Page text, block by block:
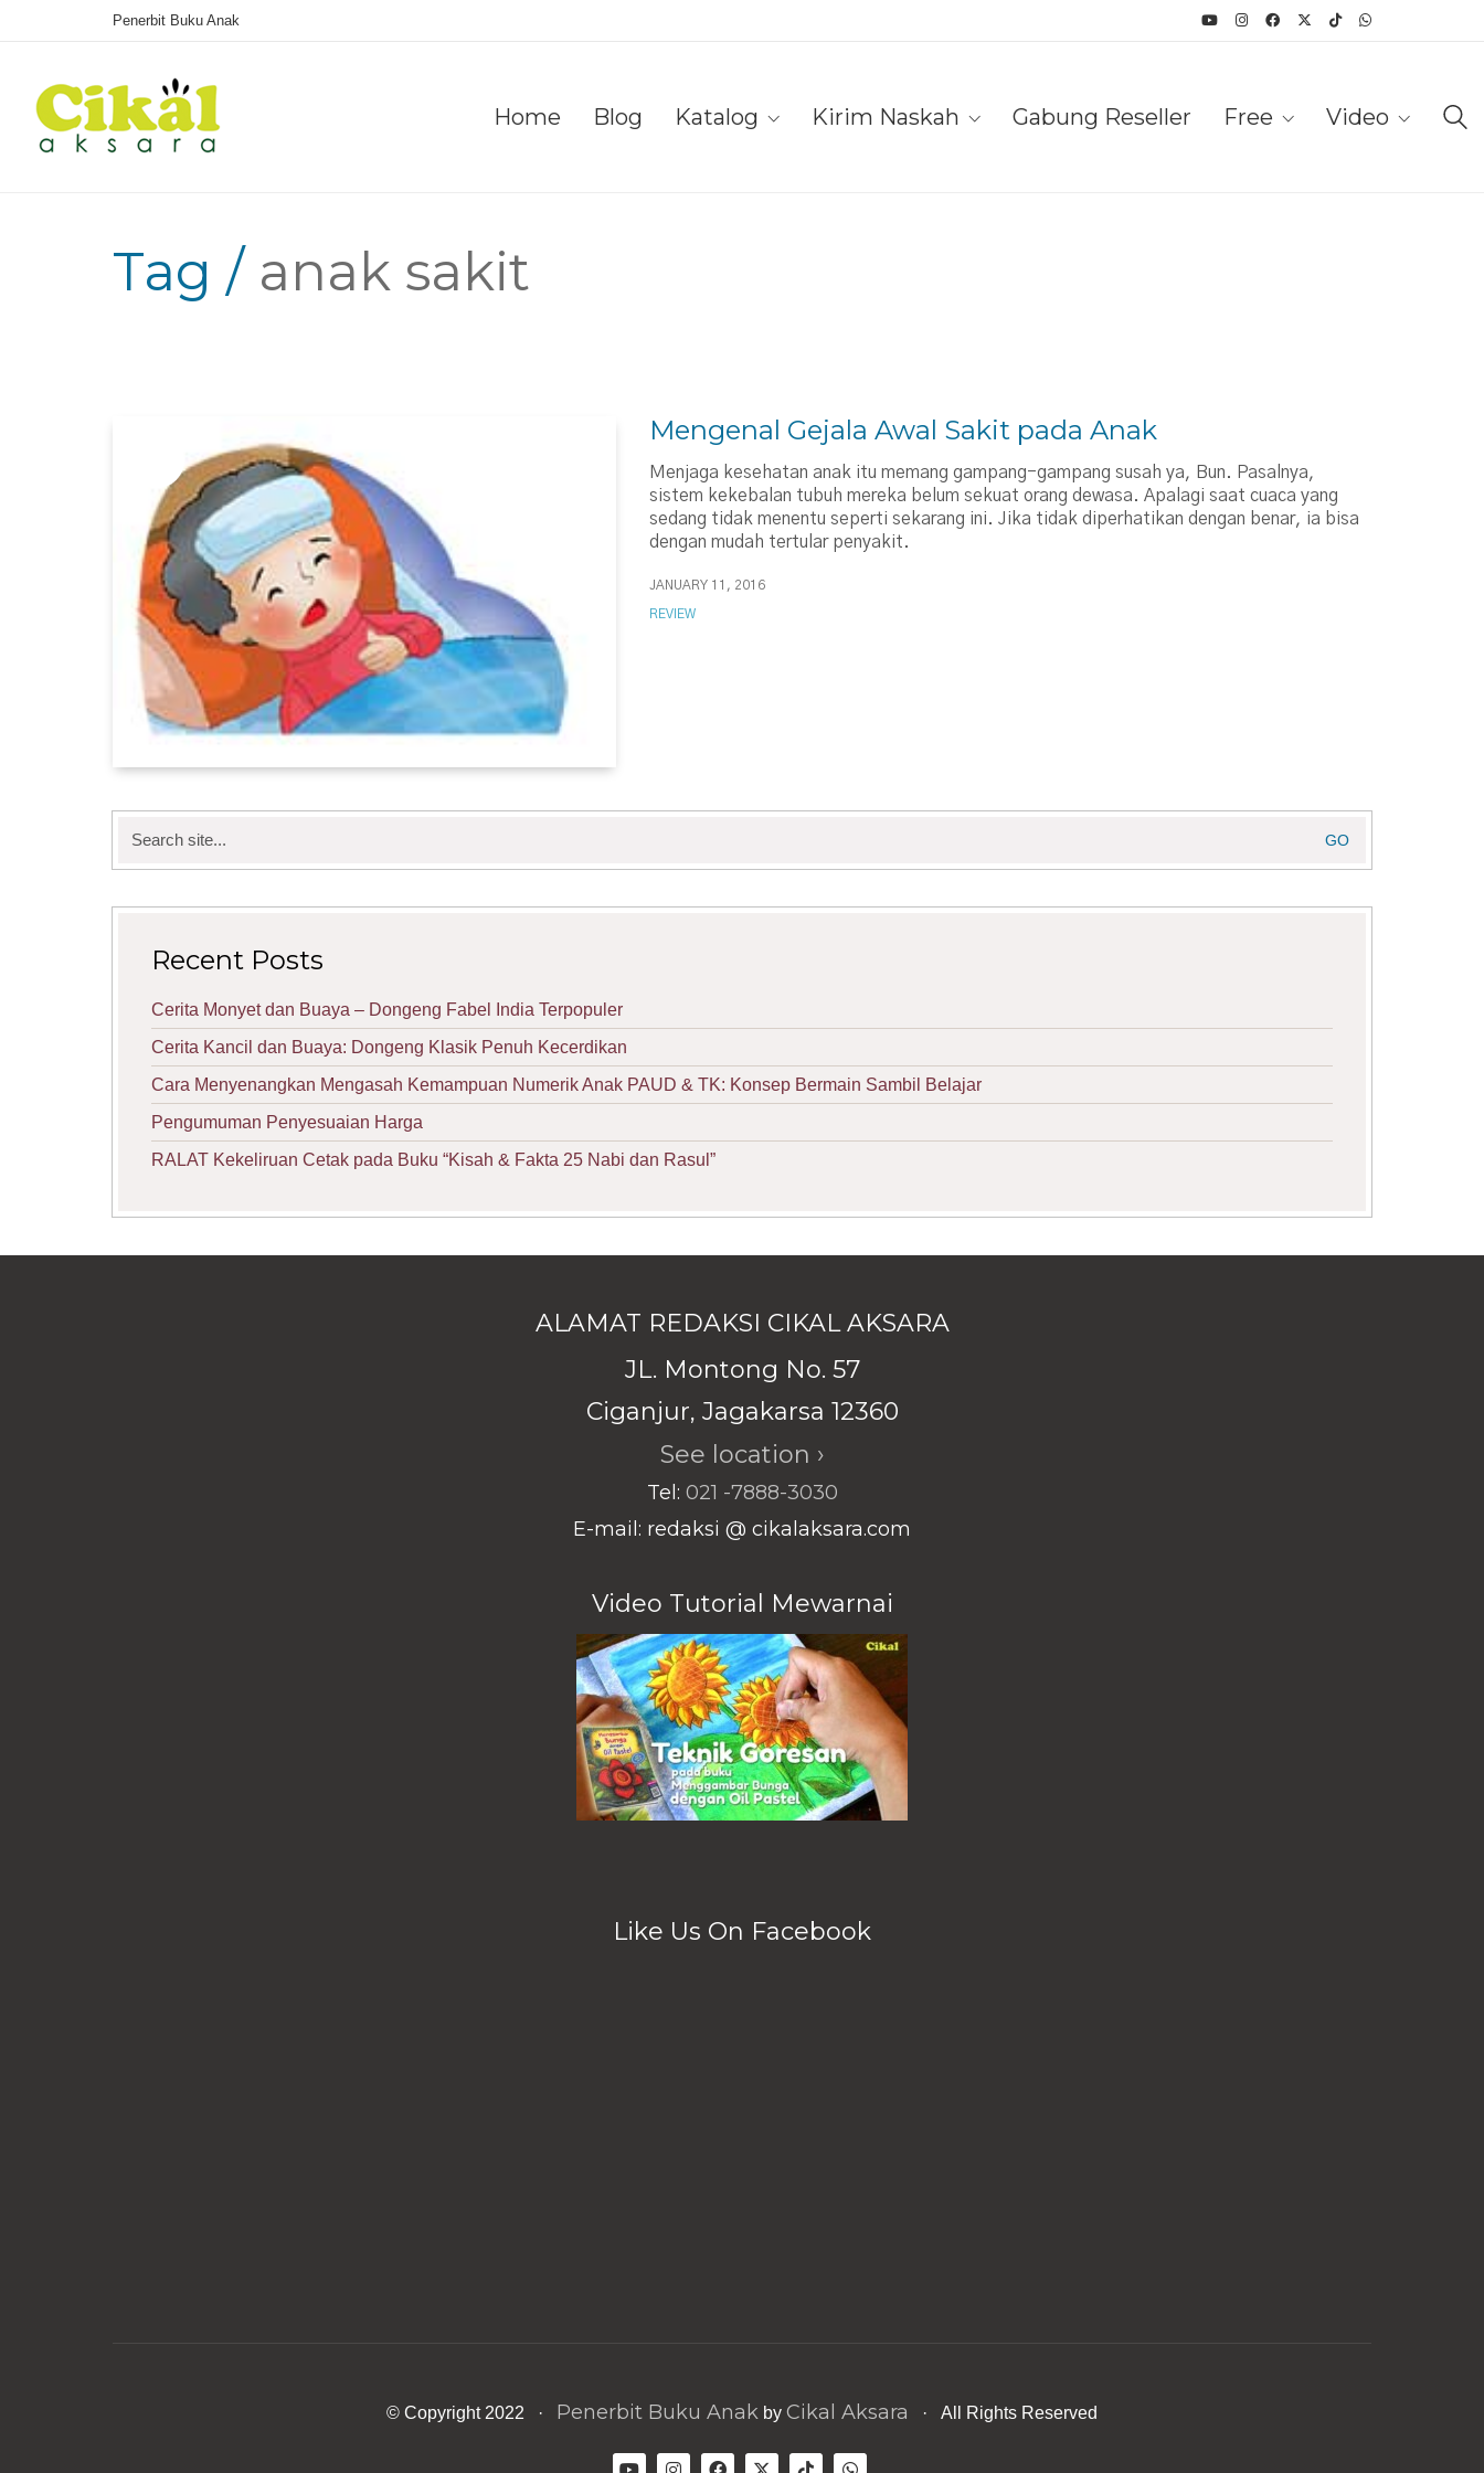
Penerbit Buku Anak
Home Blog Katalog Kirim Naskah Gabung Reseller Free Video
Tag / anak sakit
Mengenal Gejala Awal Sakit pada Anak
Menjaga kesehatan anak itu memang gampang-gampang susah ya, Bun. Pasalnya,
sistem kekebalan tubuh mereka belum sekuat orang dewasa. Apalagi saat cuaca yang
sedang tidak menentu seperti sekarang ini. Jika tidak diperhatikan dengan benar, ia bisa
dengan mudah tertular penyakit.
JANUARY 11, 2016
REVIEW
for:
Recent Posts
Cerita Monyet dan Buaya – Dongeng Fabel India Terpopuler
Cerita Kancil dan Buaya: Dongeng Klasik Penuh Kecerdikan
Cara Menyenangkan Mengasah Kemampuan Numerik Anak PAUD & TK: Konsep Bermain Sambil Belajar
Pengumuman Penyesuaian Harga
RALAT Kekeliruan Cetak pada Buku “Kisah & Fakta 25 Nabi dan Rasul”
ALAMAT REDAKSI CIKAL AKSARA
JL. Montong No. 57
Ciganjur, Jagakarsa 12360
See location ›
Tel: 021 -7888-3030
E-mail: redaksi @ cikalaksara.com
Video Tutorial Mewarnai
Like Us On Facebook
© Copyright 2022 · Penerbit Buku Anak by Cikal Aksara · All Rights Reserved